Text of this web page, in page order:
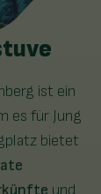
ist ein
es für Jung
bietet